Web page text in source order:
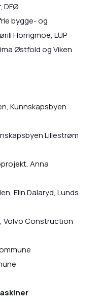
DFØ
bygge- og
Horrigmoe, LUP
Østfold og Viken
Kunnskapsbyen
Lillestrøm
Anna
Elin Dalaryd, Lunds
Volvo Construction